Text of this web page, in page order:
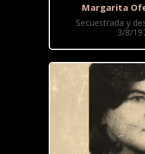
Margarita
Secuestrada y
3/8/